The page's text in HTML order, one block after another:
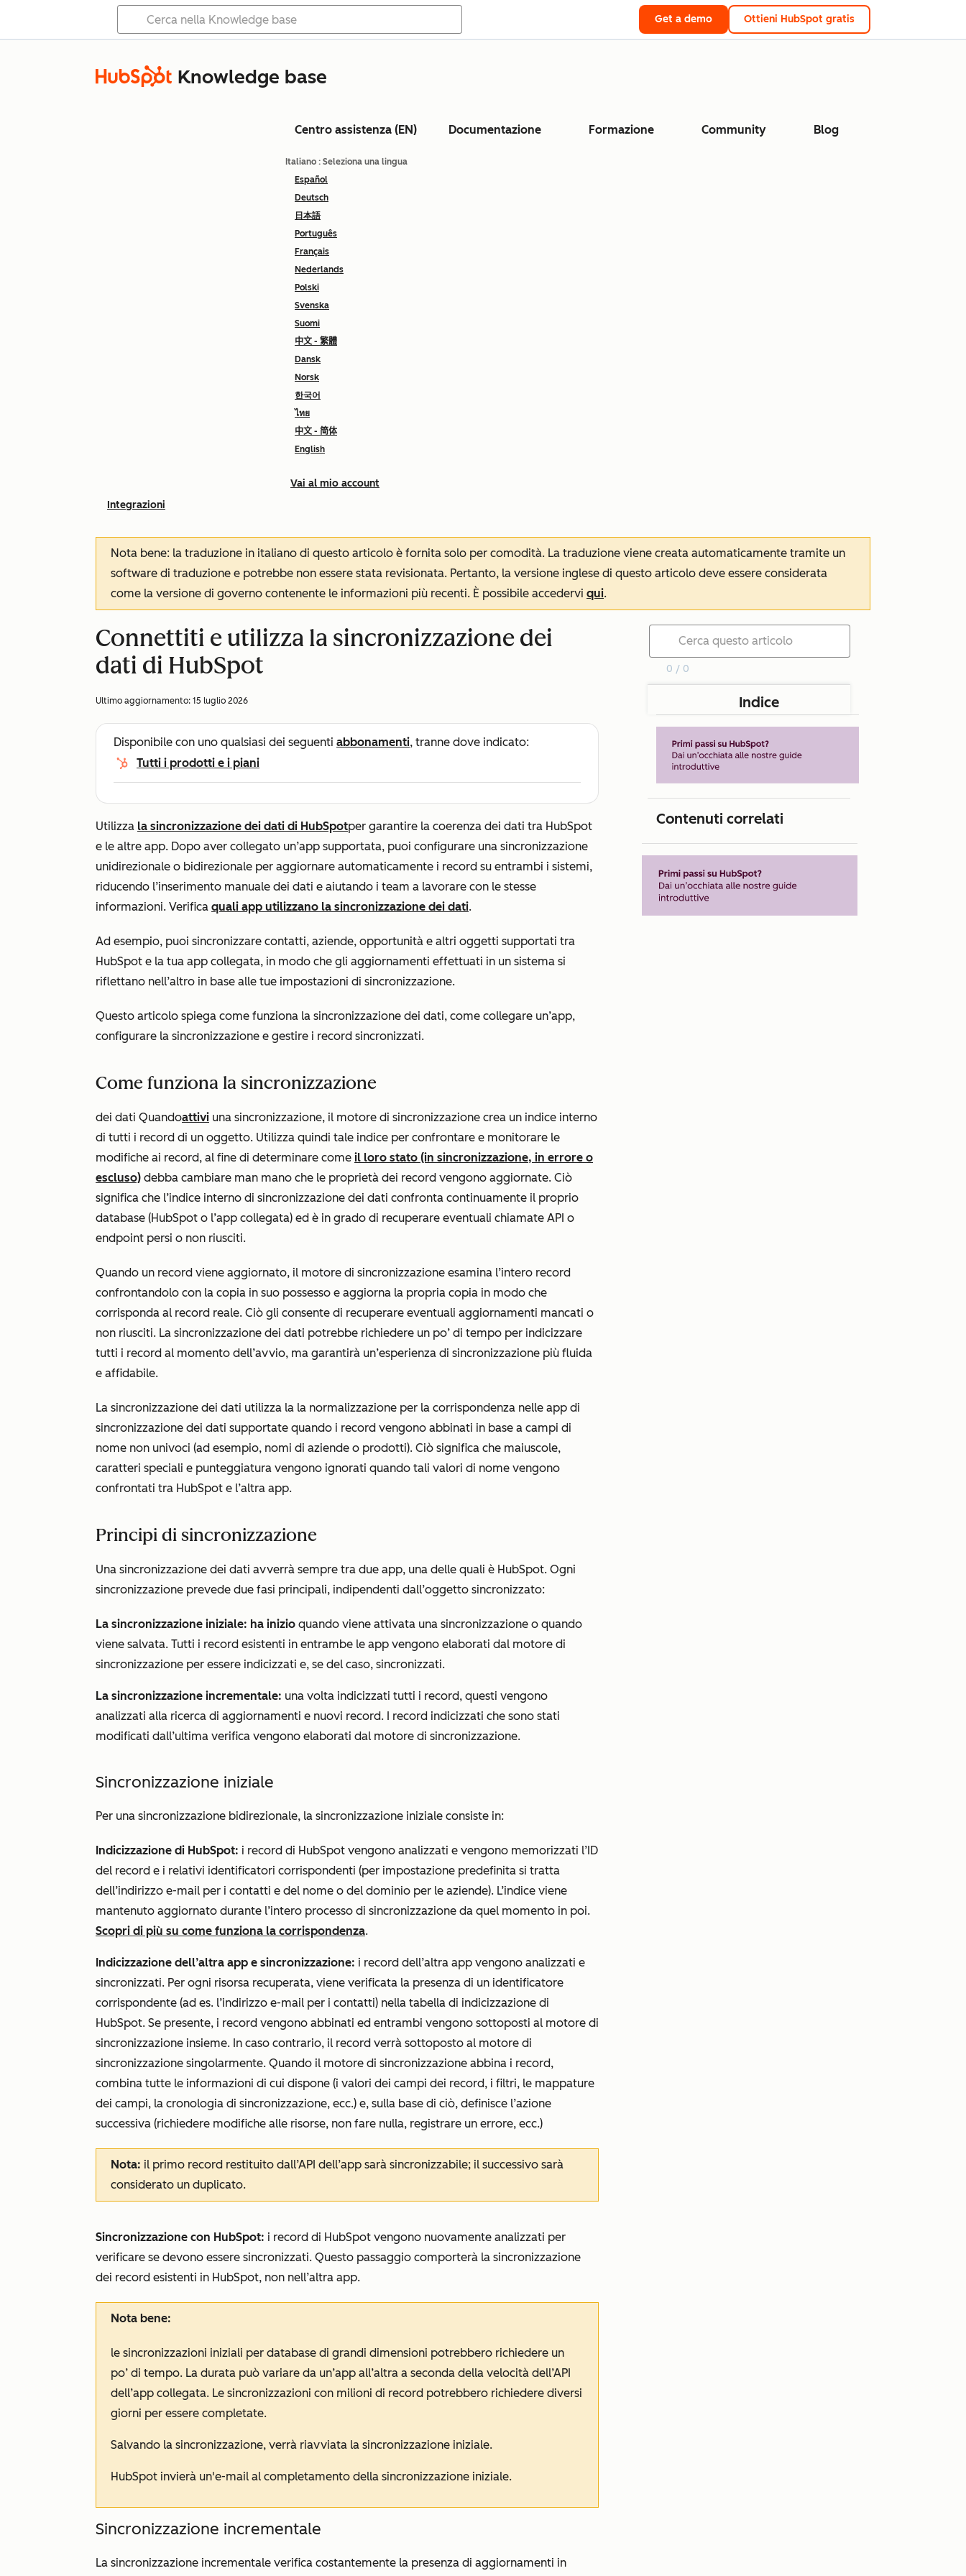
Get a demo Ottieni HubSpot gratis
Knowledge base
Centro assistenza (EN) Documentazione Formazione Community Blog
Italiano : Seleziona una lingua
Español
Deutsch
日本語
Português
Français
Nederlands
Polski
Svenska
Suomi
中文 - 繁體
Dansk
Norsk
한국어
ไทย
中文 - 简体
English
Vai al mio account
Integrazioni
Nota bene: la traduzione in italiano di questo articolo è fornita solo per comodità. La traduzione viene creata automaticamente tramite un
software di traduzione e potrebbe non essere stata revisionata. Pertanto, la versione inglese di questo articolo deve essere considerata
come la versione di governo contenente le informazioni più recenti. È possibile accedervi qui.
Connettiti e utilizza la sincronizzazione dei
dati di HubSpot
Ultimo aggiornamento: 15 luglio 2026
Disponibile con uno qualsiasi dei seguenti abbonamenti, tranne dove indicato:
Tutti i prodotti e i piani
Utilizza la sincronizzazione dei dati di HubSpotper garantire la coerenza dei dati tra HubSpot
e le altre app. Dopo aver collegato un’app supportata, puoi configurare una sincronizzazione
unidirezionale o bidirezionale per aggiornare automaticamente i record su entrambi i sistemi,
riducendo l’inserimento manuale dei dati e aiutando i team a lavorare con le stesse
informazioni. Verifica quali app utilizzano la sincronizzazione dei dati.
Ad esempio, puoi sincronizzare contatti, aziende, opportunità e altri oggetti supportati tra
HubSpot e la tua app collegata, in modo che gli aggiornamenti effettuati in un sistema si
riflettano nell’altro in base alle tue impostazioni di sincronizzazione.
Questo articolo spiega come funziona la sincronizzazione dei dati, come collegare un’app,
configurare la sincronizzazione e gestire i record sincronizzati.
Come funziona la sincronizzazione
dei dati Quandoattivi una sincronizzazione, il motore di sincronizzazione crea un indice interno
di tutti i record di un oggetto. Utilizza quindi tale indice per confrontare e monitorare le
modifiche ai record, al fine di determinare come il loro stato (in sincronizzazione, in errore o
escluso) debba cambiare man mano che le proprietà dei record vengono aggiornate. Ciò
significa che l’indice interno di sincronizzazione dei dati confronta continuamente il proprio
database (HubSpot o l’app collegata) ed è in grado di recuperare eventuali chiamate API o
endpoint persi o non riusciti.
Quando un record viene aggiornato, il motore di sincronizzazione esamina l’intero record
confrontandolo con la copia in suo possesso e aggiorna la propria copia in modo che
corrisponda al record reale. Ciò gli consente di recuperare eventuali aggiornamenti mancati o
non riusciti. La sincronizzazione dei dati potrebbe richiedere un po’ di tempo per indicizzare
tutti i record al momento dell’avvio, ma garantirà un’esperienza di sincronizzazione più fluida
e affidabile.
La sincronizzazione dei dati utilizza la la normalizzazione per la corrispondenza nelle app di
sincronizzazione dei dati supportate quando i record vengono abbinati in base a campi di
nome non univoci (ad esempio, nomi di aziende o prodotti). Ciò significa che maiuscole,
caratteri speciali e punteggiatura vengono ignorati quando tali valori di nome vengono
confrontati tra HubSpot e l’altra app.
Principi di sincronizzazione
Una sincronizzazione dei dati avverrà sempre tra due app, una delle quali è HubSpot. Ogni
sincronizzazione prevede due fasi principali, indipendenti dall’oggetto sincronizzato:
La sincronizzazione iniziale: ha inizio quando viene attivata una sincronizzazione o quando
viene salvata. Tutti i record esistenti in entrambe le app vengono elaborati dal motore di
sincronizzazione per essere indicizzati e, se del caso, sincronizzati.
La sincronizzazione incrementale: una volta indicizzati tutti i record, questi vengono
analizzati alla ricerca di aggiornamenti e nuovi record. I record indicizzati che sono stati
modificati dall’ultima verifica vengono elaborati dal motore di sincronizzazione.
Sincronizzazione iniziale
Per una sincronizzazione bidirezionale, la sincronizzazione iniziale consiste in:
Indicizzazione di HubSpot: i record di HubSpot vengono analizzati e vengono memorizzati l’ID
del record e i relativi identificatori corrispondenti (per impostazione predefinita si tratta
dell’indirizzo e-mail per i contatti e del nome o del dominio per le aziende). L’indice viene
mantenuto aggiornato durante l’intero processo di sincronizzazione da quel momento in poi.
Scopri di più su come funziona la corrispondenza.
Indicizzazione dell’altra app e sincronizzazione: i record dell’altra app vengono analizzati e
sincronizzati. Per ogni risorsa recuperata, viene verificata la presenza di un identificatore
corrispondente (ad es. l’indirizzo e-mail per i contatti) nella tabella di indicizzazione di
HubSpot. Se presente, i record vengono abbinati ed entrambi vengono sottoposti al motore di
sincronizzazione insieme. In caso contrario, il record verrà sottoposto al motore di
sincronizzazione singolarmente. Quando il motore di sincronizzazione abbina i record,
combina tutte le informazioni di cui dispone (i valori dei campi dei record, i filtri, le mappature
dei campi, la cronologia di sincronizzazione, ecc.) e, sulla base di ciò, definisce l’azione
successiva (richiedere modifiche alle risorse, non fare nulla, registrare un errore, ecc.)
Nota: il primo record restituito dall’API dell’app sarà sincronizzabile; il successivo sarà
considerato un duplicato.
Sincronizzazione con HubSpot: i record di HubSpot vengono nuovamente analizzati per
verificare se devono essere sincronizzati. Questo passaggio comporterà la sincronizzazione
dei record esistenti in HubSpot, non nell’altra app.
Nota bene:
le sincronizzazioni iniziali per database di grandi dimensioni potrebbero richiedere un
po’ di tempo. La durata può variare da un’app all’altra a seconda della velocità dell’API
dell’app collegata. Le sincronizzazioni con milioni di record potrebbero richiedere diversi
giorni per essere completate.
Salvando la sincronizzazione, verrà riavviata la sincronizzazione iniziale.
HubSpot invierà un'e-mail al completamento della sincronizzazione iniziale.
Sincronizzazione incrementale
La sincronizzazione incrementale verifica costantemente la presenza di aggiornamenti in
0 / 0
Indice
Contenuti correlati